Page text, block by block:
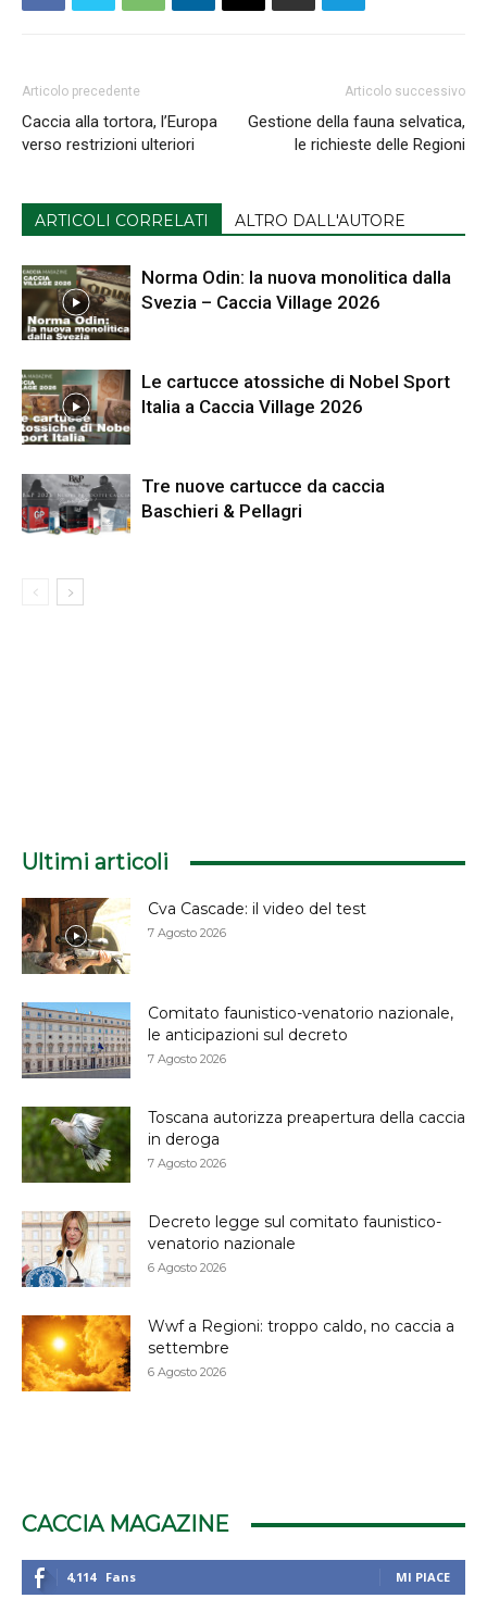
Articolo precedente
Caccia alla tortora, l’Europa
verso restrizioni ulteriori
Articolo successivo
Gestione della fauna selvatica,
le richieste delle Regioni
ARTICOLI CORRELATI ALTRO DALL'AUTORE
Norma Odin: la nuova monolitica dalla
Svezia – Caccia Village 2026
Le cartucce atossiche di Nobel Sport
Italia a Caccia Village 2026
Tre nuove cartucce da caccia
Baschieri & Pellagri
Ultimi articoli
Cva Cascade: il video del test
7 Agosto 2026
Comitato faunistico-venatorio nazionale,
le anticipazioni sul decreto
7 Agosto 2026
Toscana autorizza preapertura della caccia
in deroga
7 Agosto 2026
Decreto legge sul comitato faunistico-
venatorio nazionale
6 Agosto 2026
Wwf a Regioni: troppo caldo, no caccia a
settembre
6 Agosto 2026
CACCIA MAGAZINE
4,114 Fans MI PIACE